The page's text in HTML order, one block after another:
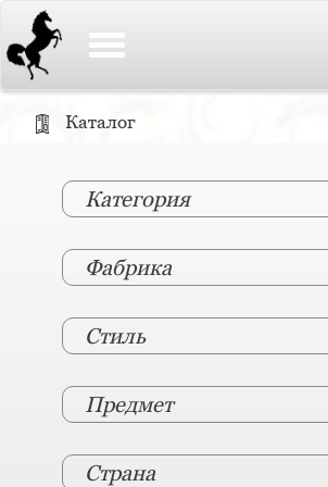
Каталог
Категория
Фабрика
Стиль
Предмет
Страна